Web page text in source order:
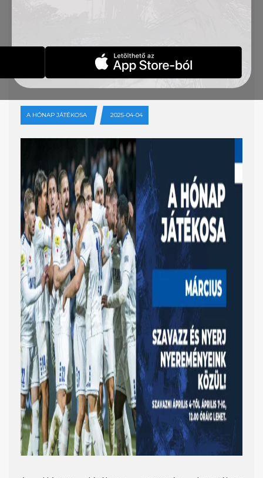
NYEREMÉNYEINK
EGYIKÉT!
A HÓNAP JÁTÉKOSA 2025-04-04